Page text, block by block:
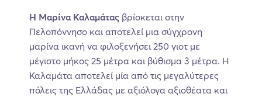
Η Μαρίνα Καλαμάτας βρίσκεται στην
Πελοπόννησο και αποτελεί μια σύγχρονη
μαρίνα ικανή να φιλοξενήσει 250 γιοτ με
μέγιστο μήκος 25 μέτρα και βύθισμα 3 μέτρα. Η
Καλαμάτα αποτελεί μία από τις μεγαλύτερες
πόλεις της Ελλάδας με αξιόλογα αξιοθέατα και